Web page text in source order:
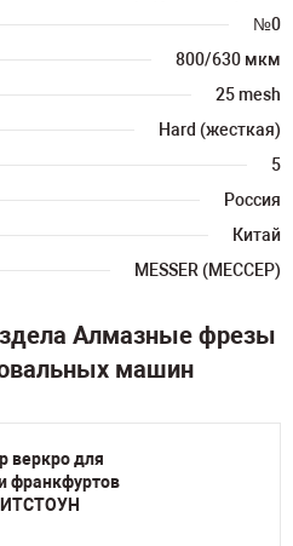
№0
800/630 мкм
25 mesh
Hard (жесткая)
5
Россия
Китай
MESSER (МЕССЕР)
Алмазные фрезы
машин
веркро для
франкфуртов